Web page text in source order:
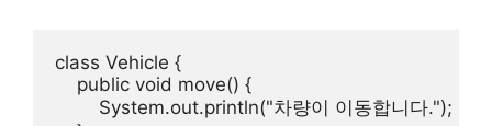
class Vehicle {
    public void move() {
        System.out.println("차량이 이동합니다.");